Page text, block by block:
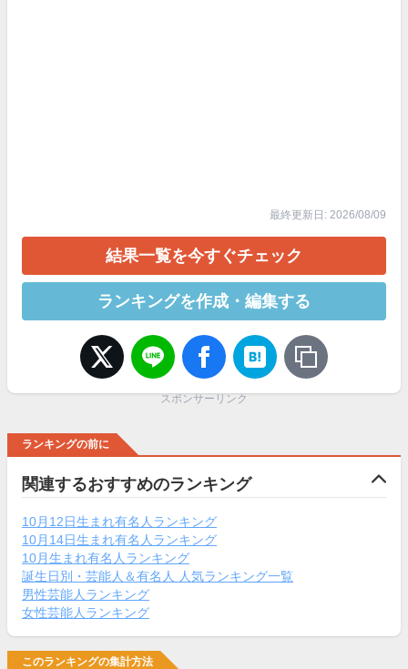
最終更新日: 2026/08/09
結果一覧を今すぐチェック
ランキングを作成・編集する
スポンサーリンク
ランキングの前に
関連するおすすめのランキング
10月12日生まれ有名人ランキング
10月14日生まれ有名人ランキング
10月生まれ有名人ランキング
誕生日別・芸能人＆有名人 人気ランキング一覧
男性芸能人ランキング
女性芸能人ランキング
このランキングの集計方法